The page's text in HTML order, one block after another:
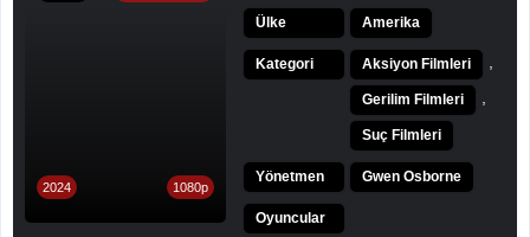
2024 1080p
Ülke Amerika
Kategori Aksiyon Filmleri
Gerilim Filmleri
Suç Filmleri
Yönetmen Gwen Osborne
Oyuncular